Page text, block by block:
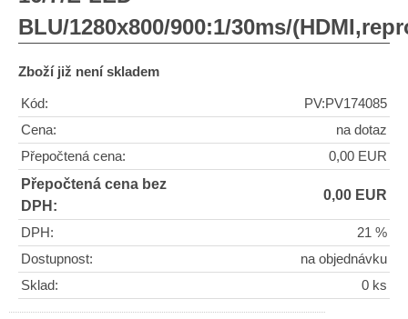
BLU/1280x800/900:1/30ms/
Zboží již není skladem
Kód:
PV:PV174085
Cena:
na dotaz
Přepočtená cena:
0,00 EUR
Přepočtená cena bez
DPH:
0,00 EUR
DPH:
21 %
Dostupnost:
na objednávku
Sklad:
0 ks